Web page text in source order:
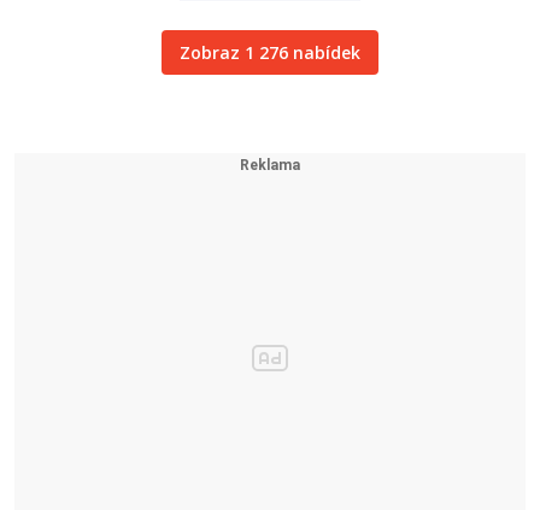
Zobraz 1 276 nabídek